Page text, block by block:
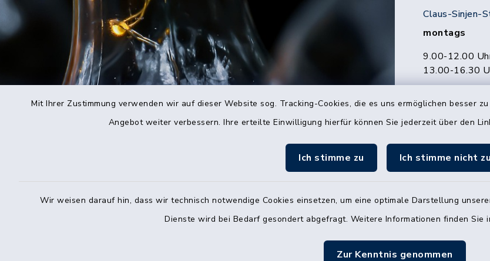
Mit Ihrer Zustimmung verwenden wir auf dieser Website sog. Tracking-Cookies, die es uns ermöglichen besser
Angebot weiter verbessern. Ihre erteilte Einwilligung hierfür können Sie jederzeit über den
Ich stimme zu Ich stimme nicht zu
Wir weisen darauf hin, dass wir technisch notwendige Cookies einsetzen, um eine optimale Darstellung
Dienste wird bei Bedarf gesondert abgefragt. Weitere Informationen finden Sie
Zur Kenntnis genommen
Claus-Sinjen-
montags
9.00-12.00
13.00-16.30
Beratungstreff
dienstags
13.00-16.30
freitags
mittwochs
geschlossen
Telefonisch
unseren